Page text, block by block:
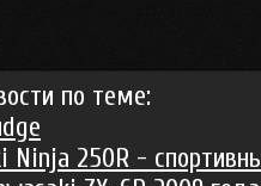
по теме:
Ninja 250R -